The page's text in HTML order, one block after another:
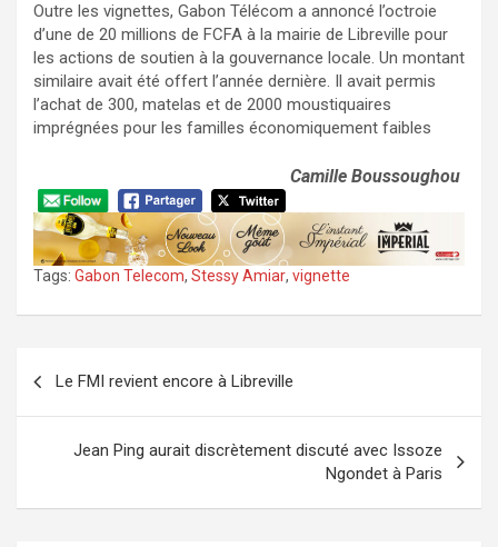
Outre les vignettes, Gabon Télécom a annoncé l’octroie
d’une de 20 millions de FCFA à la mairie de Libreville pour
les actions de soutien à la gouvernance locale. Un montant
similaire avait été offert l’année dernière. Il avait permis
l’achat de 300, matelas et de 2000 moustiquaires
imprégnées pour les familles économiquement faibles
Camille Boussoughou
Tags: Gabon Telecom, Stessy Amiar, vignette
de
l’article
Le FMI revient encore à Libreville
Jean Ping aurait discrètement discuté avec Issoze
Ngondet à Paris